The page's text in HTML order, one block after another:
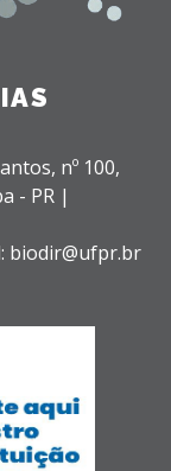
nº 100,
- PR |
biodir@ufpr.br